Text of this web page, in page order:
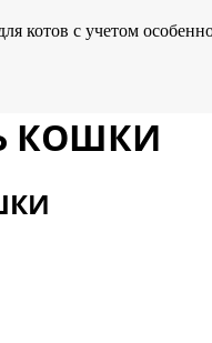
КОШКИ